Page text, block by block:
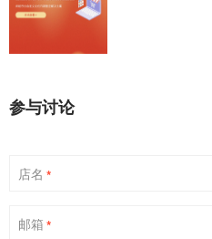
参与讨论
店名 *
邮箱 *